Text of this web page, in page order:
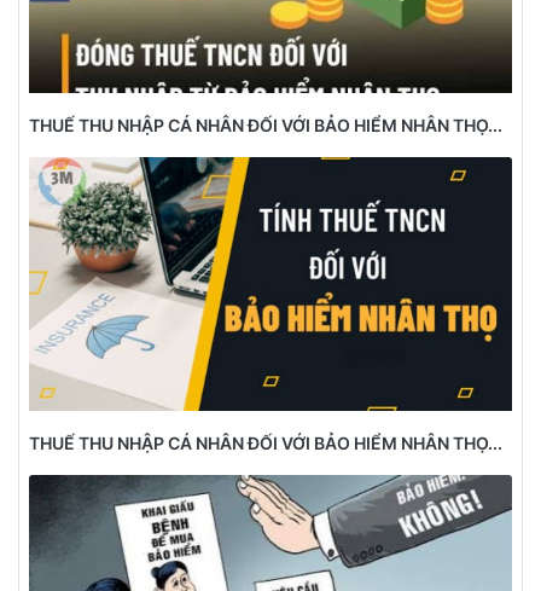
THUẾ THU NHẬP CÁ NHÂN ĐỐI VỚI BẢO HIỂM NHÂN THỌ...
THUẾ THU NHẬP CÁ NHÂN ĐỐI VỚI BẢO HIỂM NHÂN THỌ...